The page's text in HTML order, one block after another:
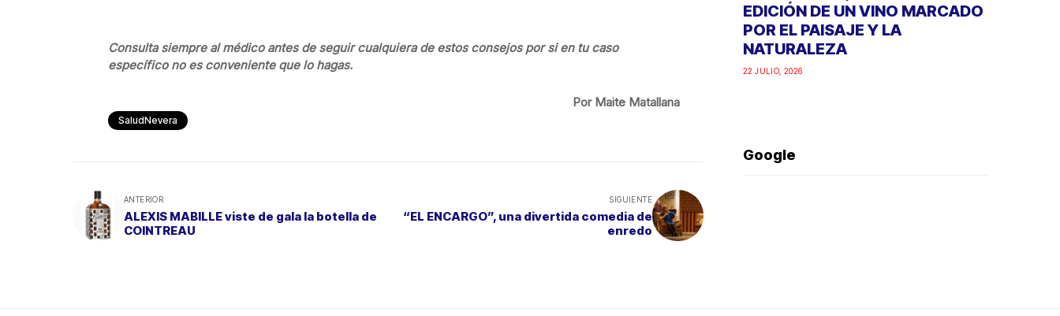
Consulta siempre al médico antes de seguir cualquiera de estos consejos por si en tu caso
específico no es conveniente que lo hagas.
Por Maite Matallana
SaludNevera
ANTERIOR
ALEXIS MABILLE viste de gala la botella de
COINTREAU
SIGUIENTE
“EL ENCARGO”, una divertida comedia de
enredo
EDICIÓN DE UN VINO MARCADO
POR EL PAISAJE Y LA
NATURALEZA
22 JULIO, 2026
Google